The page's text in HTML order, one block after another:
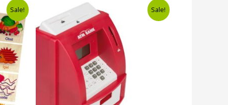
Sale! Sale!
hind
€14,99.
Current